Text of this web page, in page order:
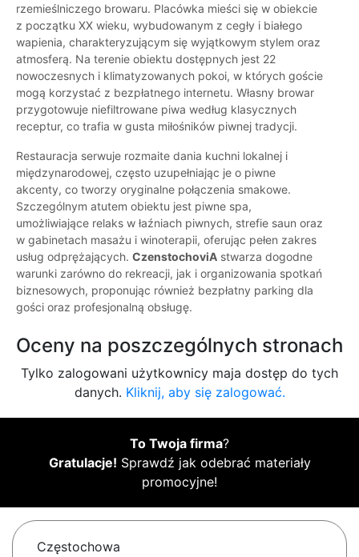
rzemieślniczego browaru. Placówka mieści się w obiekcie
z początku XX wieku, wybudowanym z cegły i białego
wapienia, charakteryzującym się wyjątkowym stylem oraz
atmosferą. Na terenie obiektu dostępnych jest 22
nowoczesnych i klimatyzowanych pokoi, w których goście
mogą korzystać z bezpłatnego internetu. Własny browar
przygotowuje niefiltrowane piwa według klasycznych
receptur, co trafia w gusta miłośników piwnej tradycji.
Restauracja serwuje rozmaite dania kuchni lokalnej i
międzynarodowej, często uzupełniając je o piwne
akcenty, co tworzy oryginalne połączenia smakowe.
Szczególnym atutem obiektu jest piwne spa,
umożliwiające relaks w łaźniach piwnych, strefie saun oraz
w gabinetach masażu i winoterapii, oferując pełen zakres
usług odprężających. CzenstochoviA stwarza dogodne
warunki zarówno do rekreacji, jak i organizowania spotkań
biznesowych, proponując również bezpłatny parking dla
gości oraz profesjonalną obsługę.
Oceny na poszczególnych stronach
Tylko zalogowani użytkownicy maja dostęp do tych
danych. Kliknij, aby się zalogować.
To Twoja firma?
Gratulacje! Sprawdź jak odebrać materiały
promocyjne!
Częstochowa